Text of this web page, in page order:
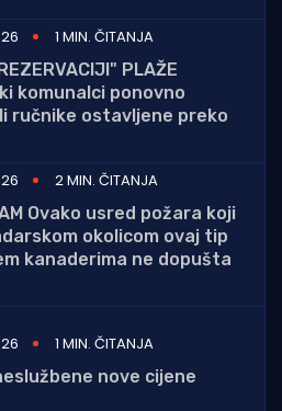
1 MIN. ČITANJA
PLAŽE
komunalci ponovno
ručnike ostavljene preko
2 MIN. ČITANJA
Ovako usred požara koji
okolicom ovaj tip
kanaderima ne dopušta
1 MIN. ČITANJA
nove cijene